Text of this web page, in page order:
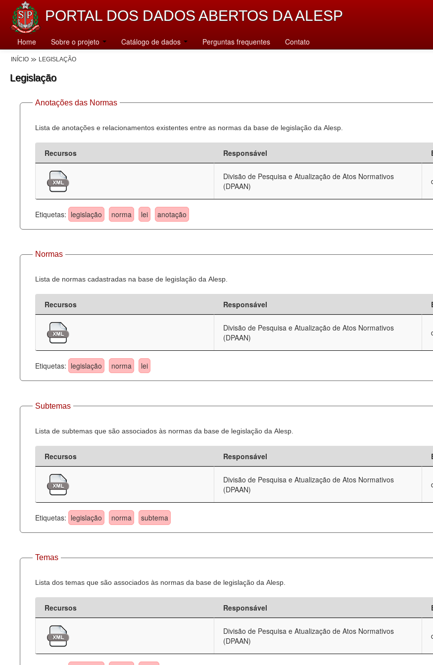
PORTAL DOS DADOS ABERTOS DA ALESP
Home Sobre o projeto Catálogo de dados Perguntas frequentes Contato
INÍCIO LEGISLAÇÃO
Legislação
Anotações das Normas
Lista de anotações e relacionamentos existentes entre as normas da base de legislação da Alesp.
Recursos Responsável
Divisão de Pesquisa e Atualização de Atos Normativos
(DPAAN)
Etiquetas: legislação norma lei anotação
Normas
Lista de normas cadastradas na base de legislação da Alesp.
Recursos Responsável
Divisão de Pesquisa e Atualização de Atos Normativos
(DPAAN)
Etiquetas: legislação norma lei
Subtemas
Lista de subtemas que são associados às normas da base de legislação da Alesp.
Recursos Responsável
Divisão de Pesquisa e Atualização de Atos Normativos
(DPAAN)
Etiquetas: legislação norma subtema
Temas
Lista dos temas que são associados às normas da base de legislação da Alesp.
Recursos Responsável
Divisão de Pesquisa e Atualização de Atos Normativos
(DPAAN)